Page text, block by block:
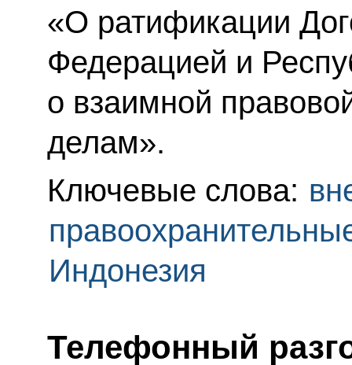
«О ратификации
Федерацией и
о взаимной
делам».
Ключевые слова:
Индонезия
Телефонный